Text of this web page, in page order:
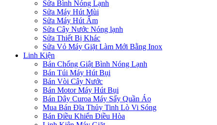
Sửa Bình Nóng Lạnh
Sửa Máy Hút Mùi
Sửa Máy Hút Ẩm
Sửa Cây Nước Nóng lạnh
Sửa Thiết Bị Khác
Sửa Vỏ Máy Giặt Làm Mới Bằng Inox
Linh Kiện
Bán Chống Giật Bình Nóng Lạnh
Bán Túi Máy Hút Bụi
Bán Vòi Cây Nước
Bán Motor Máy Hút Bụi
Bán Dây Curoa Máy Sấy Quần Áo
Mua Bán Đĩa Thủy Tinh Lò Vi Sóng
Bán Điều Khiển Điều Hòa